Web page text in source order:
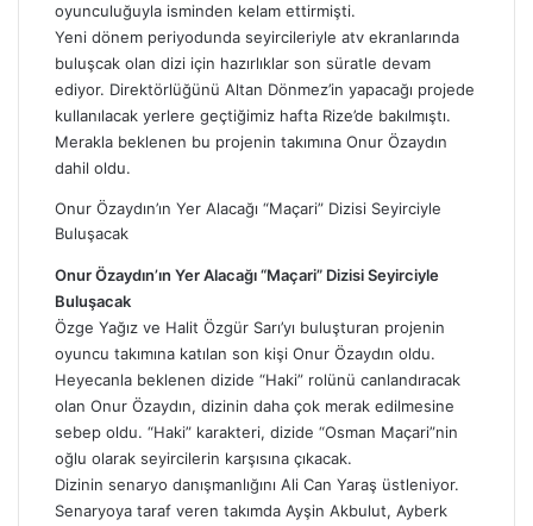
e
k
oyunculuğuyla isminden kelam ettirmişti.
Yeni dönem periyodunda seyircileriyle atv ekranlarında
buluşcak olan dizi için hazırlıklar son süratle devam
ediyor. Direktörlüğünü Altan Dönmez’in yapacağı projede
kullanılacak yerlere geçtiğimiz hafta Rize’de bakılmıştı.
Merakla beklenen bu projenin takımına Onur Özaydın
dahil oldu.
Onur Özaydın’ın Yer Alacağı “Maçari” Dizisi Seyirciyle
Buluşacak
Onur Özaydın’ın Yer Alacağı “Maçari” Dizisi Seyirciyle
Buluşacak
Özge Yağız ve Halit Özgür Sarı’yı buluşturan projenin
oyuncu takımına katılan son kişi Onur Özaydın oldu.
Heyecanla beklenen dizide “Haki” rolünü canlandıracak
olan Onur Özaydın, dizinin daha çok merak edilmesine
sebep oldu. “Haki” karakteri, dizide “Osman Maçari”nin
oğlu olarak seyircilerin karşısına çıkacak.
Dizinin senaryo danışmanlığını Ali Can Yaraş üstleniyor.
Senaryoya taraf veren takımda Ayşin Akbulut, Ayberk